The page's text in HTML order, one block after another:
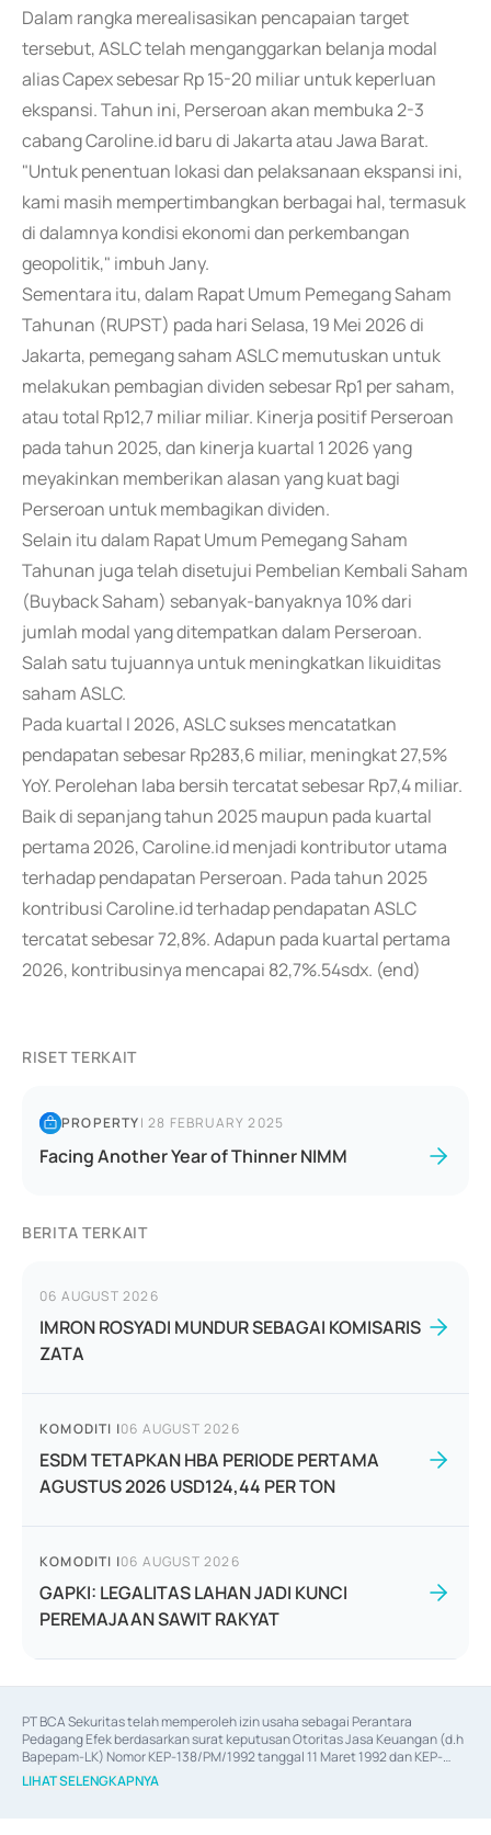
Dalam rangka merealisasikan pencapaian target
tersebut, ASLC telah menganggarkan belanja modal
alias Capex sebesar Rp 15-20 miliar untuk keperluan
ekspansi. Tahun ini, Perseroan akan membuka 2-3
cabang Caroline.id baru di Jakarta atau Jawa Barat.
"Untuk penentuan lokasi dan pelaksanaan ekspansi ini,
kami masih mempertimbangkan berbagai hal, termasuk
di dalamnya kondisi ekonomi dan perkembangan
geopolitik," imbuh Jany.
Sementara itu, dalam Rapat Umum Pemegang Saham
Tahunan (RUPST) pada hari Selasa, 19 Mei 2026 di
Jakarta, pemegang saham ASLC memutuskan untuk
melakukan pembagian dividen sebesar Rp1 per saham,
atau total Rp12,7 miliar miliar. Kinerja positif Perseroan
pada tahun 2025, dan kinerja kuartal 1 2026 yang
meyakinkan memberikan alasan yang kuat bagi
Perseroan untuk membagikan dividen.
Selain itu dalam Rapat Umum Pemegang Saham
Tahunan juga telah disetujui Pembelian Kembali Saham
(Buyback Saham) sebanyak-banyaknya 10% dari
jumlah modal yang ditempatkan dalam Perseroan.
Salah satu tujuannya untuk meningkatkan likuiditas
saham ASLC.
Pada kuartal I 2026, ASLC sukses mencatatkan
pendapatan sebesar Rp283,6 miliar, meningkat 27,5%
YoY. Perolehan laba bersih tercatat sebesar Rp7,4 miliar.
Baik di sepanjang tahun 2025 maupun pada kuartal
pertama 2026, Caroline.id menjadi kontributor utama
terhadap pendapatan Perseroan. Pada tahun 2025
kontribusi Caroline.id terhadap pendapatan ASLC
tercatat sebesar 72,8%. Adapun pada kuartal pertama
2026, kontribusinya mencapai 82,7%.54sdx. (end)
RISET TERKAIT
PROPERTY|28 FEBRUARY 2025
Facing Another Year of Thinner NIMM
BERITA TERKAIT
06 AUGUST 2026
IMRON ROSYADI MUNDUR SEBAGAI KOMISARIS
ZATA
KOMODITI |06 AUGUST 2026
ESDM TETAPKAN HBA PERIODE PERTAMA
AGUSTUS 2026 USD124,44 PER TON
KOMODITI |06 AUGUST 2026
GAPKI: LEGALITAS LAHAN JADI KUNCI
PEREMAJAAN SAWIT RAKYAT
PT BCA Sekuritas telah memperoleh izin usaha sebagai Perantara
Pedagang Efek berdasarkan surat keputusan Otoritas Jasa Keuangan (d.h
Bapepam-LK) Nomor KEP-138/PM/1992 tanggal 11 Maret 1992 dan KEP-
06/D.04/2014 tanggal 28 Februari 2014, izin usaha sebagai Penjamin Emisi
Efek berdasarkan surat keputusan Otoritas Jasa Keuangan Nomor KEP-
LIHAT SELENGKAPNYA